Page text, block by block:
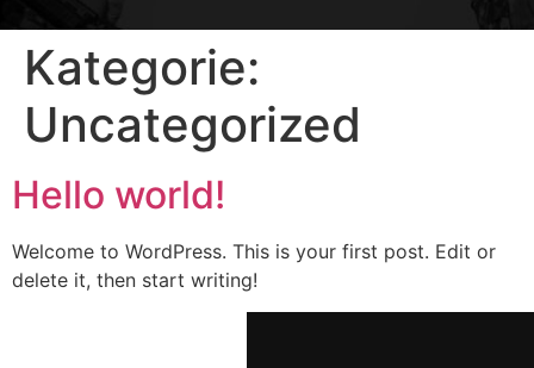
Kategorie:
Uncategorized
Hello world!
Welcome to WordPress. This is your first post. Edit or
delete it, then start writing!